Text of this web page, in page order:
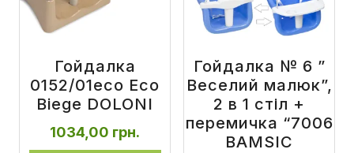
Гойдалка
0152/01eco Eco
Biege DOLONI
1034,00 грн.
Гойдалка № 6 ”
Веселий малюк”,
2 в 1 стіл +
перемичка “7006
BAMSIC